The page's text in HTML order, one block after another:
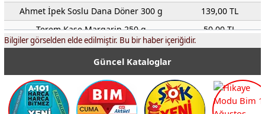
Ahmet İpek Soslu Dana Döner 300 g
139,00 TL
Terem Kase Margarin 250 g
50,00 TL
Kranky Corn Flakes Mısır Gevreği 500 g
45,90 TL
Superfresh Kajun Baharatlı Gurme Soğan Halkası 425 g
Uno Anadolu Tandır Lavaş 6'lı 282 g
44,90 TL
Pastacı Ar-Be Tereyağlı/Tarçın Zencefilli Kurabiye 330 g
169,00 TL
Bilgiler görselden elde edilmiştir. Bu bir haber içeriğidir.
Güncel Kataloglar